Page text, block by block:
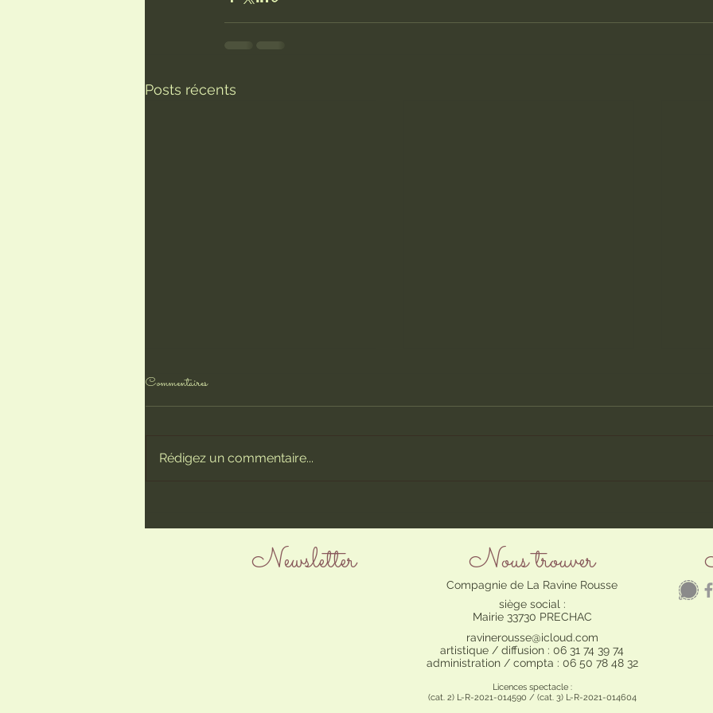
Posts récents
Commentaires
Rédigez un commentaire...
Newsletter
Compagnie de La Ravine Rousse
Nous trouver
siège social :
Mairie 33730 PRECHAC
ravinerousse@icloud.com
artistique / diffusion : 06 31 74 39 74
administration / compta : 06 50 78 48 32
Licences spectacle :
(cat. 2) L-R-2021-014590 / (cat. 3) L-R-2021-014604